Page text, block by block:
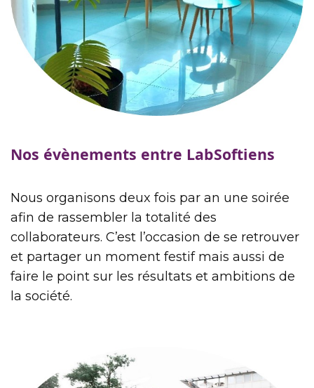
Nos évènements entre LabSoftiens
Nous organisons deux fois par an une soirée
afin de rassembler la totalité des
collaborateurs. C’est l’occasion de se retrouver
et partager un moment festif mais aussi de
faire le point sur les résultats et ambitions de
la société.